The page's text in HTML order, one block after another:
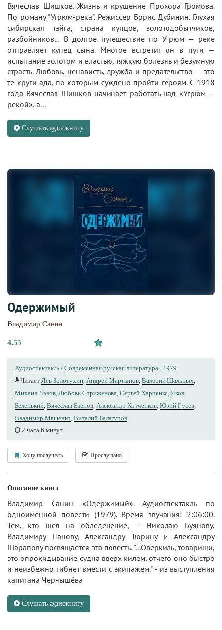
Вячеслав Шишков. Жизнь и крушение Прохора Громова.
По роману "Угрюм-река". Режиссер Борис Дубинин. Глухая
сибирская тайга, страна купцов, золотодобытчиков,
разбойников… В долгое путешествие по Угрюм — реке
отправляет купец сына. Многое встретит он в пути —
испытание золотом и властью, тяжкую болезнь и безумную
страсть. Любовь, ненависть, дружба и предательство — это
те круги ада, по которым суждено пройти героям. С 1918
года Вячеслав Шишков начинает работать над «Угрюм —
рекой», а...
Слушать аудиокнигу
Одержимый
Владимир Санин
4.55
Аудиоспектакль / Современная русская литература · 1979
Читает Лев Золотухин, Андрей Мартынов, Валерий Шальных,
Михаил Львов, Любовь Стриженова, Сергей Харченко, Яков
Беленький, Вячеслав Езепов, Александр Хотченков, Юрий Гусев,
Владимир Мащенко, Виталий Балагуров
2 часа 6 минут
Хочу послушать Прослушано
Описание книги
Владимир Санин «Одержимый». Аудиоспектакль по
одноимённой повести (1979). Время звучания: 2:06:00.
Тем, кто шёл на обледенение, – Николаю Буянову,
Владимиру Панову, Александру Тюрину и Александру
Шарапову посвящается эта повесть. "...Оверкиль, товарищи,
это опрокидывание судна вверх килем, отчего оно быстро
и неизбежно гибнет вмести с экипажем." - из выступления
капитана Чернышёва
Слушать аудиокнигу